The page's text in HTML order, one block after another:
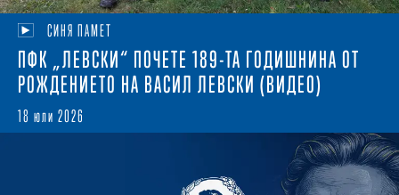
СИНЯ ПАМЕТ
ПФК „ЛЕВСКИ“ ПОЧЕТЕ 189-ТА ГОДИШНИНА ОТ
РОЖДЕНИЕТО НА ВАСИЛ ЛЕВСКИ (ВИДЕО)
18 юли 2026